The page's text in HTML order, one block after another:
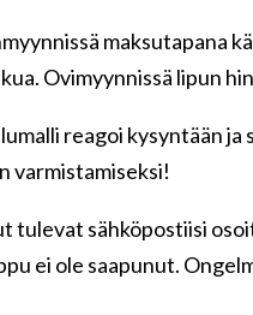
maksutapana
Ovimyynnissä lipun
reagoi kysyntään
varmistamiseksi!
tulevat sähköpostiisi
ei ole saapunut.